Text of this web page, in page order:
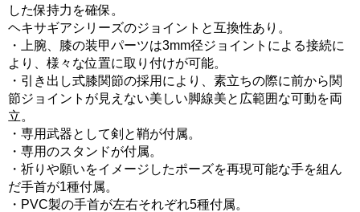
した保持力を確保。
ヘキサギアシリーズのジョイントと互換性あり。
・上腕、膝の装甲パーツは3mm径ジョイントによる接続に
より、様々な位置に取り付けが可能。
・引き出し式膝関節の採用により、素立ちの際に前から関
節ジョイントが見えない美しい脚線美と広範囲な可動を両
立。
・専用武器として剣と鞘が付属。
・専用のスタンドが付属。
・祈りや願いをイメージしたポーズを再現可能な手を組ん
だ手首が1種付属。
・PVC製の手首が左右それぞれ5種付属。